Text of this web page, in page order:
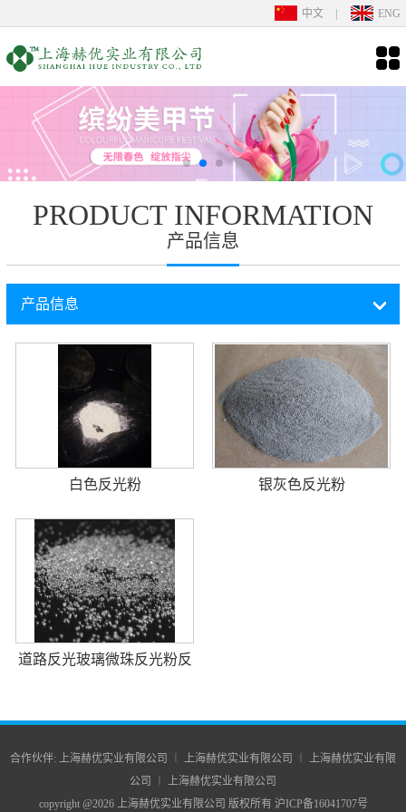
中文 ENG
PRODUCT INFORMATION
产品信息
产品信息
白色反光粉 银灰色反光粉
道路反光玻璃微珠反光粉反
合作伙伴: 上海赫优实业有限公司 上海赫优实业有限公司
上海赫优实业有限
公司
上海赫优实业有限公司
copyright @2026 上海赫优实业有限公司 版权所有 沪ICP备16041707号